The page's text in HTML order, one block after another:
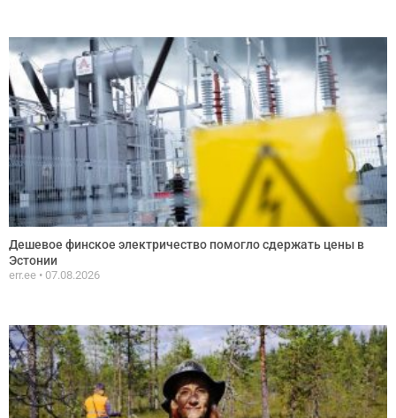
Дешевое финское электричество помогло сдержать цены в
Эстонии
err.ee 07.08.2026